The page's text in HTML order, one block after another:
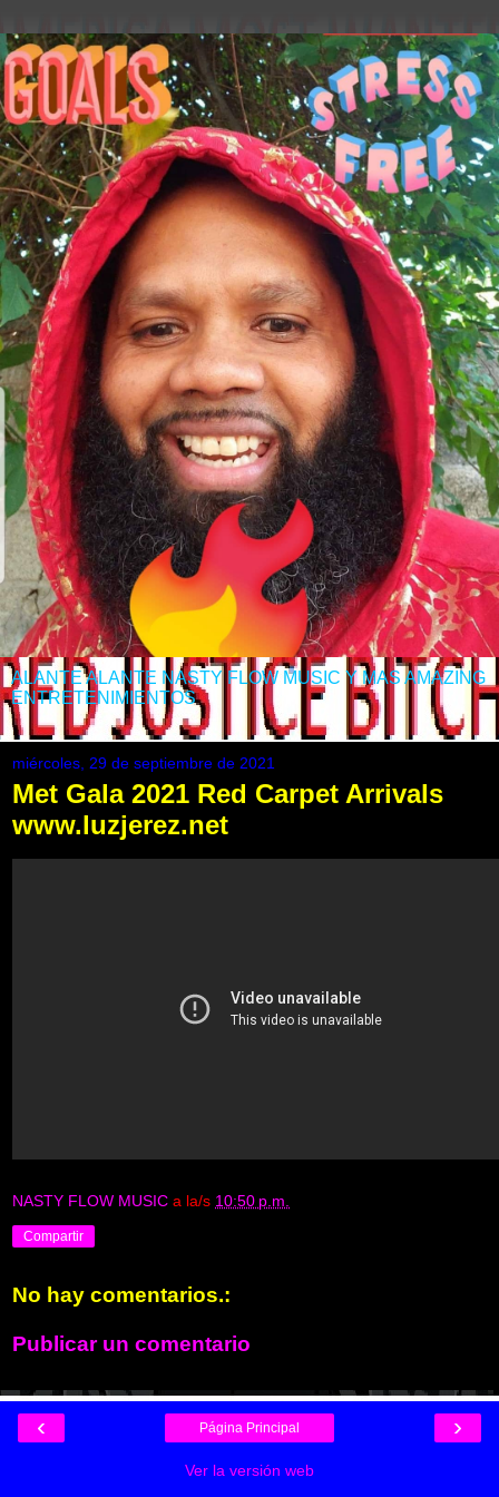
ALANTE ALANTE NASTY FLOW MUSIC Y MAS AMAZING
ENTRETENIMIENTOS
miércoles, 29 de septiembre de 2021
Met Gala 2021 Red Carpet Arrivals
www.luzjerez.net
NASTY FLOW MUSIC a la/s 10:50 p.m.
Compartir
No hay comentarios.:
Publicar un comentario
‹ ›
Página Principal
Ver la versión web